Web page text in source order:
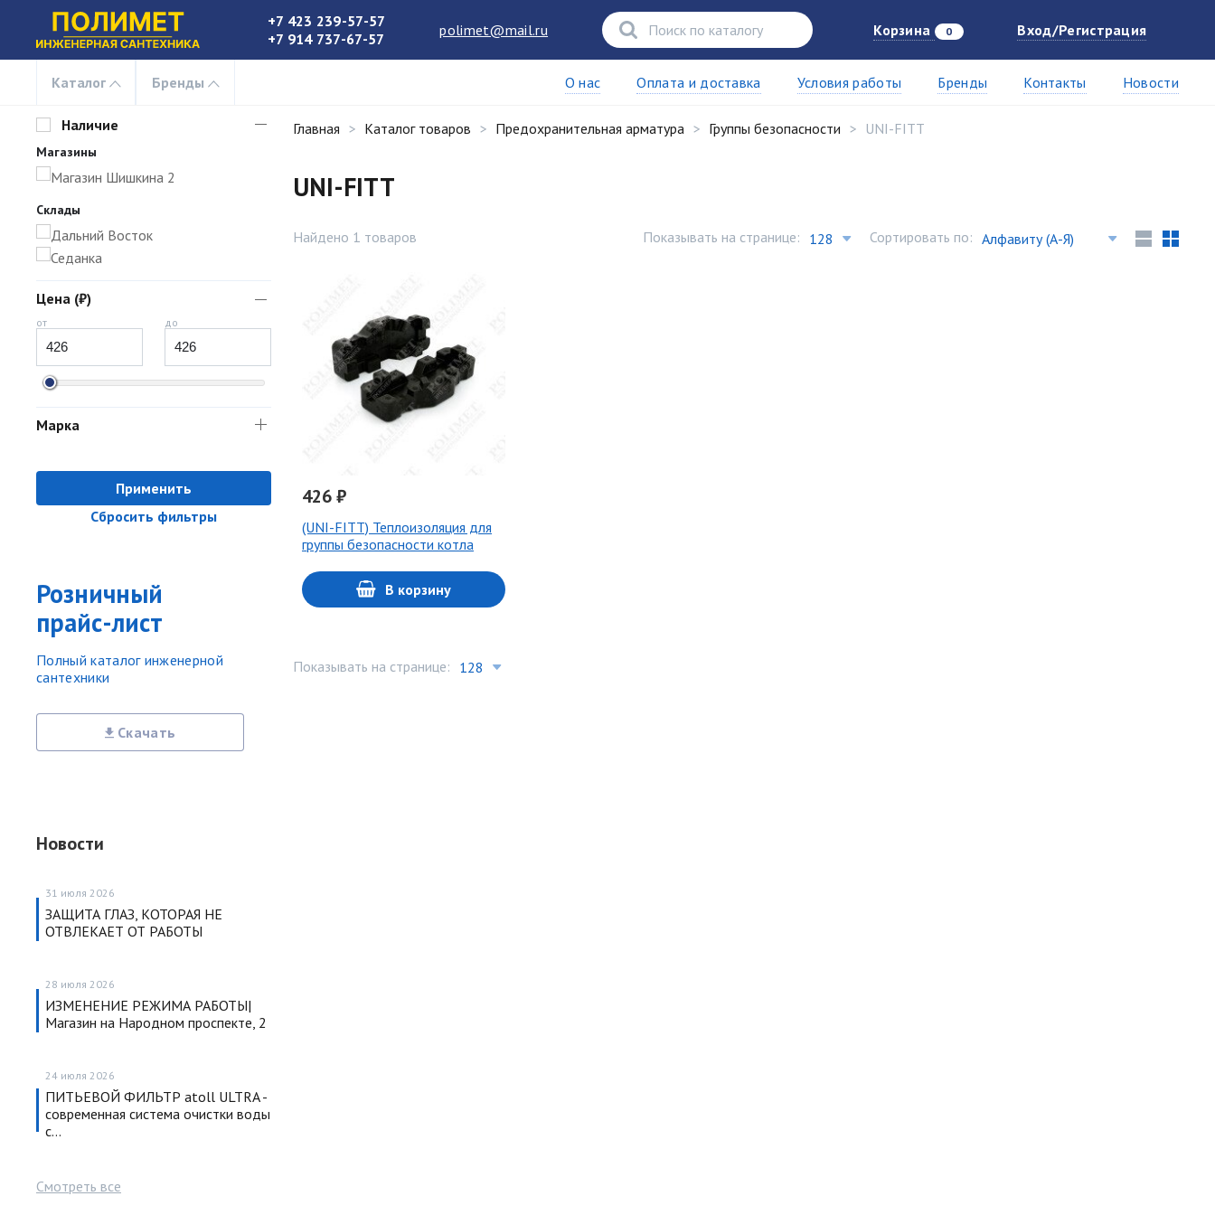
+7 423 239-57-57
+7 914 737-67-57
polimet@mail.ru Корзина 0 Вход/Регистрация
Каталог Бренды О нас Оплата и доставка Условия работы Бренды Контакты Новости
Наличие
Магазины
Магазин Шишкина 2
Склады
Дальний Восток
Седанка
Цена (₽)
от до
Марка
Применить
Сбросить фильтры
Розничный
прайс-лист
Полный каталог инженерной
сантехники
Скачать
Новости
31 июля 2026
ЗАЩИТА ГЛАЗ, КОТОРАЯ НЕ
ОТВЛЕКАЕТ ОТ РАБОТЫ
28 июля 2026
ИЗМЕНЕНИЕ РЕЖИМА РАБОТЫ|
Магазин на Народном проспекте, 2
24 июля 2026
ПИТЬЕВОЙ ФИЛЬТР atoll ULTRA -
современная система очистки воды
с…
Смотреть все
Главная Каталог товаров Предохранительная арматура Группы безопасности UNI-FITT
UNI-FITT
Найдено 1 товаров Показывать на странице: Сортировать по:
426 ₽
(UNI-FITT) Теплоизоляция для
группы безопасности котла
В корзину
Показывать на странице: